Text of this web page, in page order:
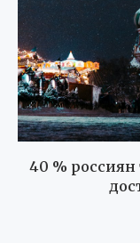
40 % россиян